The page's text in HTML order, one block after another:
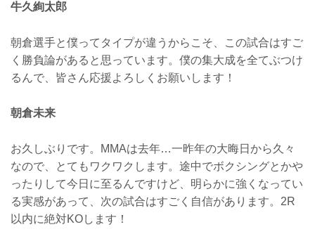
牛久絢太郎
朝倉選手と僕ってタイプが違うからこそ、この試合はすご
く勝負論があると思っています。僕の集大成を全てぶつけ
るんで、皆さん応援よろしくお願いします！
朝倉未来
お久しぶりです。MMAは去年…一昨年の大晦日から久々
なので、とてもワクワクします。途中でボクシングとかや
ったりして今日に至るんですけど、明らかに強くなってい
る実感があって、次の試合はすごく自信があります。2R
以内に絶対KOします！